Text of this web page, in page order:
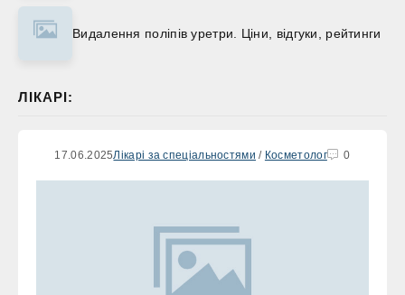
Видалення поліпів уретри. Ціни, відгуки, рейтинги
ЛІКАРІ:
17.06.2025Лікарі за спеціальностями / Косметолог 0